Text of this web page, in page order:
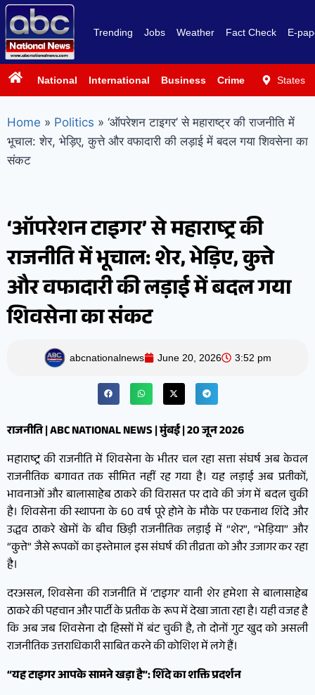
Trending Jobs Weather Fact Check E-
National International Business Crime PoliticsStates
Home » Politics » ‘ऑपरेशन टाइगर’ से महाराष्ट्र की राजनीति में
भूचाल: शेर, भेड़िए, कुत्ते और वफादारी की लड़ाई में बदल गया शिवसेना का
संकट
‘ऑपरेशन टाइगर’ से महाराष्ट्र की
राजनीति में भूचाल: शेर, भेड़िए, कुत्ते
और वफादारी की लड़ाई में बदल गया
शिवसेना का संकट
abcnationalnews June 20, 2026 3:52 pm
राजनीति | ABC NATIONAL NEWS | मुंबई | 20 जून 2026
महाराष्ट्र की राजनीति में शिवसेना के भीतर चल रहा सत्ता संघर्ष अब केवल
राजनीतिक बगावत तक सीमित नहीं रह गया है। यह लड़ाई अब प्रतीकों,
भावनाओं और बालासाहेब ठाकरे की विरासत पर दावे की जंग में बदल चुकी
है। शिवसेना की स्थापना के 60 वर्ष पूरे होने के मौके पर एकनाथ शिंदे और
उद्धव ठाकरे खेमों के बीच छिड़ी राजनीतिक लड़ाई में “शेर”, “भेड़िया” और
“कुत्ते” जैसे रूपकों का इस्तेमाल इस संघर्ष की तीव्रता को और उजागर कर रहा
है।
दरअसल, शिवसेना की राजनीति में ‘टाइगर’ यानी शेर हमेशा से बालासाहेब
ठाकरे की पहचान और पार्टी के प्रतीक के रूप में देखा जाता रहा है। यही वजह है
कि अब जब शिवसेना दो हिस्सों में बंट चुकी है, तो दोनों गुट खुद को असली
राजनीतिक उत्तराधिकारी साबित करने की कोशिश में लगे हैं।
“यह टाइगर आपके सामने खड़ा है”: शिंदे का शक्ति प्रदर्शन